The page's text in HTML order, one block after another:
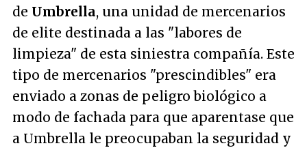
de Umbrella, una unidad de mercenarios
de elite destinada a las "labores de
limpieza" de esta siniestra compañía. Este
tipo de mercenarios "prescindibles" era
enviado a zonas de peligro biológico a
modo de fachada para que aparentase que
a Umbrella le preocupaban la seguridad y